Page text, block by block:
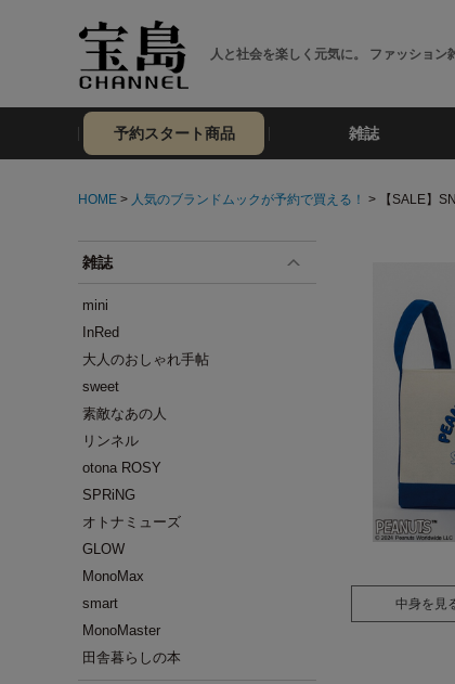
人と社会を楽しく元気に。 ファッション
予約スタート商品 雑誌
HOME > 人気のブランドムックが予約で買える！ > 【SALE】
雑誌
mini
InRed
大人のおしゃれ手帖
sweet
素敵なあの人
リンネル
otona ROSY
SPRiNG
オトナミューズ
GLOW
MonoMax
smart
MonoMaster
田舎暮らしの本
中身を見